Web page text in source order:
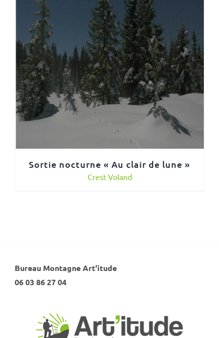
Sortie nocturne « Au clair de lune »
Crest Voland
Bureau Montagne Art'itude
06 03 86 27 04